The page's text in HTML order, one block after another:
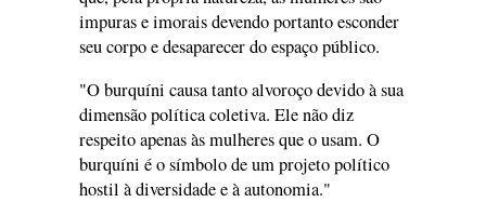
impuras e imorais devendo portanto esconder
seu corpo e desaparecer do espaço público.
"O burquíni causa tanto alvoroço devido à sua
dimensão política coletiva. Ele não diz
respeito apenas às mulheres que o usam. O
burquíni é o símbolo de um projeto político
hostil à diversidade e à autonomia."